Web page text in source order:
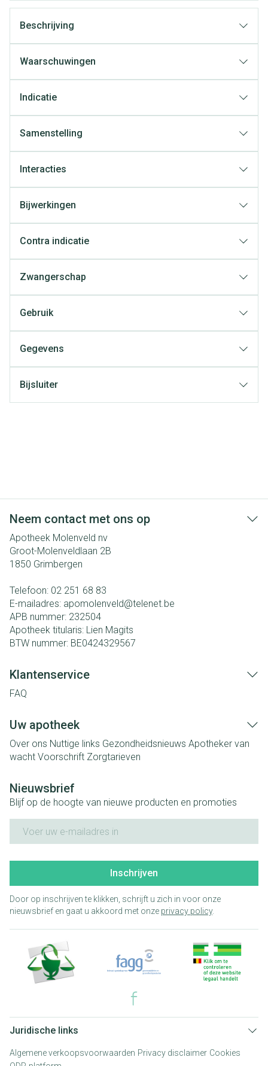
Beschrijving
Waarschuwingen
Indicatie
Samenstelling
Interacties
Bijwerkingen
Contra indicatie
Zwangerschap
Gebruik
Gegevens
Bijsluiter
Neem contact met ons op
Apotheek Molenveld nv
Groot-Molenveldlaan 2B
1850 Grimbergen
Telefoon: 02 251 68 83
E-mailadres: apomolenveld@telenet.be
APB nummer: 232504
Apotheek titularis: Lien Magits
BTW nummer: BE0424329567
Klantenservice
FAQ
Uw apotheek
Over ons Nuttige links Gezondheidsnieuws Apotheker van
wacht Voorschrift Zorgtarieven
Nieuwsbrief
Blijf op de hoogte van nieuwe producten en promoties
Inschrijven
Door op inschrijven te klikken, schrijft u zich in voor onze
nieuwsbrief en gaat u akkoord met onze privacy policy.
Juridische links
Algemene verkoopsvoorwaarden Privacy disclaimer Cookies